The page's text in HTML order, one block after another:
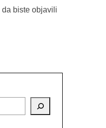
da biste objavili